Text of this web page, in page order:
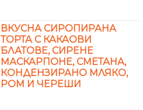
ВКУСНА СИРОПИРАНА
ТОРТА С КАКАОВИ
БЛАТОВЕ, СИРЕНЕ
МАСКАРПОНЕ, СМЕТАНА,
КОНДЕНЗИРАНО МЛЯКО,
РОМ И ЧЕРЕШИ